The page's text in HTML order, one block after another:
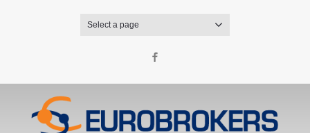
Select a page